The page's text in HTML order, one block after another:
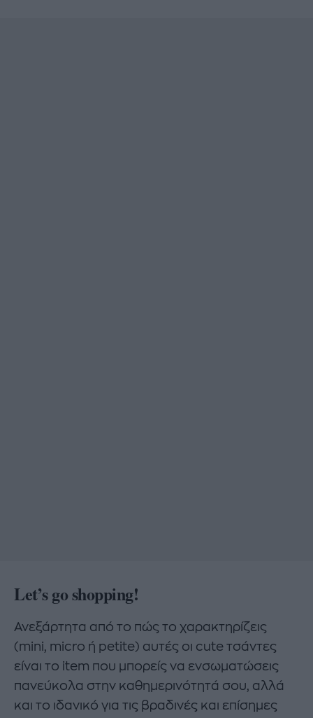
Let’sgoshopping!
Ανεξάρτητα από το πώς το χαρακτηρίζεις
(mini, micro ή petite) αυτές οι cute τσάντες
είναι το item που μπορείς να ενσωματώσεις
πανεύκολα στην καθημερινότητά σου, αλλά
και το ιδανικό για τις βραδινές και επίσημες